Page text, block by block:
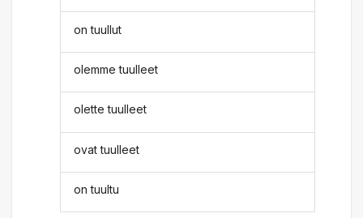
on tuullut
olemme tuulleet
olette tuulleet
ovat tuulleet
on tuultu